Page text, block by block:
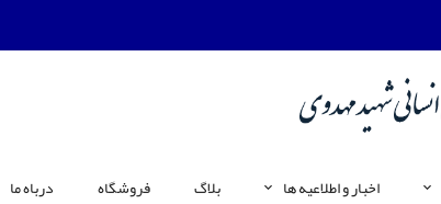
اخبار و اطلاعیه ها بلاگ فروشگاه درباه ما